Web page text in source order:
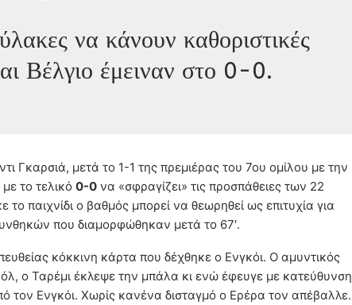
να κάνουν καθοριστικές
Βέλγιο έμειναν στο 0-0.
Γκαρσιά, μετά το 1-1 της πρεμιέρας του 7ου ομίλου με την
με το τελικό 0-0 να «σφραγίζει» τις προσπάθειες των 22
παιχνίδι ο βαθμός μπορεί να θεωρηθεί ως επιτυχία για
που διαμορφώθηκαν μετά το 67′.
κόκκινη κάρτα που δέχθηκε ο Ενγκόι. Ο αμυντικός
ο Ταρέμι έκλεψε την μπάλα κι ενώ έφευγε με κατεύθυνση
τον Ενγκόι. Χωρίς κανένα δισταγμό ο Ερέρα τον απέβαλλε.